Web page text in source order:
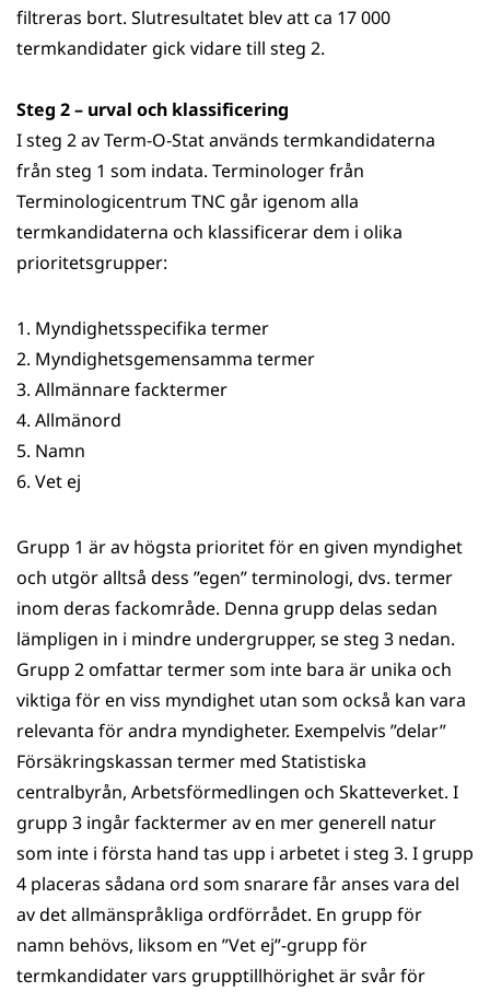
filtreras bort. Slut­resultatet blev att ca 17 000
termkandidater gick vidare till steg 2.
Steg 2 – urval och klassificering
I steg 2 av Term-O-Stat används termkandidaterna
från steg 1 som indata. Terminologer från
Terminologicentrum TNC går igenom alla
termkandidaterna och klassificerar dem i olika
prioritetsgrupper:
1. Myndighetsspecifika termer
2. Myndighetsgemensamma termer
3. Allmännare facktermer
4. Allmänord
5. Namn
6. Vet ej
Grupp 1 är av högsta prioritet för en given myndighet
och utgör alltså dess ”egen” terminologi, dvs. termer
inom deras fackområde. Denna grupp delas sedan
lämpligen in i mindre undergrupper, se steg 3 nedan.
Grupp 2 omfattar termer som inte bara är unika och
viktiga för en viss myndighet utan som också kan vara
relevanta för andra myndigheter. Exempelvis ”delar”
Försäkringskassan termer med Statistiska
centralbyrån, Arbetsförmedlingen och Skatteverket. I
grupp 3 ingår facktermer av en mer generell natur
som inte i första hand tas upp i arbetet i steg 3. I grupp
4 placeras sådana ord som snarare får anses vara del
av det allmänspråkliga ordförrådet. En grupp för
namn behövs, liksom en ”Vet ej”-grupp för
termkandidater vars grupptillhörighet är svår för